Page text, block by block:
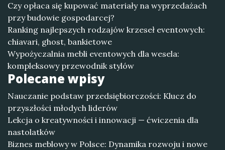
Czy opłaca się kupować materiały na wyprzedażach
przy budowie gospodarcej?
Ranking najlepszych rodzajów krzeseł eventowych:
chiavari, ghost, bankietowe
Wypożyczalnia mebli eventowych dla wesela:
kompleksowy przewodnik stylów
Polecane wpisy
Nauczanie podstaw przedsiębiorczości: Klucz do
przyszłości młodych liderów
Lekcja o kreatywności i innowacji — ćwiczenia dla
nastolatków
Biznes meblowy w Polsce: Dynamika rozwoju i nowe